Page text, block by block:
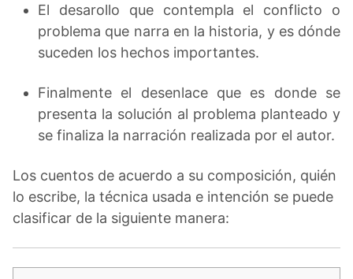
El desarollo que contempla el conflicto o
problema que narra en la historia, y es dónde
suceden los hechos importantes.
Finalmente el desenlace que es donde se
presenta la solución al problema planteado y
se finaliza la narración realizada por el autor.
Los cuentos de acuerdo a su composición, quién
lo escribe, la técnica usada e intención se puede
clasificar de la siguiente manera: